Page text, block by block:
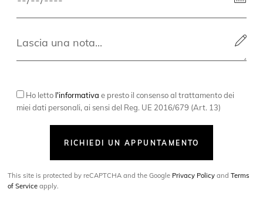
Ho letto l'informativa e presto il consenso al trattamento dei
miei dati personali, ai sensi del Reg. UE 2016/679 (Art. 13)
RICHIEDI UN APPUNTAMENTO
This site is protected by reCAPTCHA and the Google Privacy Policy andTerms
of Service apply.